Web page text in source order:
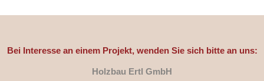
Bei Interesse an einem Projekt, wenden Sie sich bitte an uns:
Holzbau Ertl GmbH